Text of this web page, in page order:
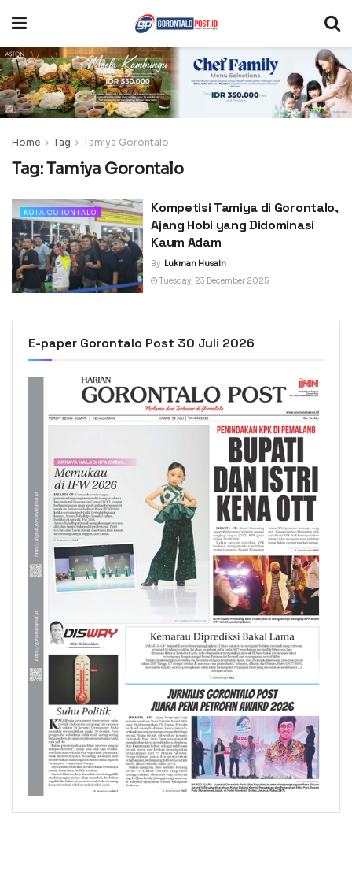
Home Tag Tamiya Gorontalo
Tag:Tamiya Gorontalo
KOTA GORONTALO
Kompetisi Tamiya di Gorontalo,
Ajang Hobi yang Didominasi
Kaum Adam
By Lukman Husain
Tuesday, 23 December 2025
E-paper Gorontalo Post 30 Juli 2026